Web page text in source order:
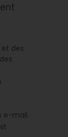
des
e-mail.